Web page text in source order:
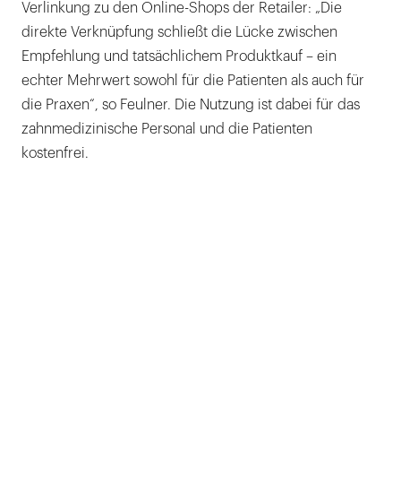
Verlinkung zu den Online-Shops der Retailer: „Die
direkte Verknüpfung schließt die Lücke zwischen
Empfehlung und tatsächlichem Produktkauf – ein
echter Mehrwert sowohl für die Patienten als auch für
die Praxen“, so Feulner. Die Nutzung ist dabei für das
zahnmedizinische Personal und die Patienten
kostenfrei.